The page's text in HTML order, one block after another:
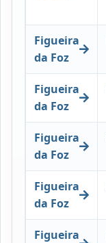
Figueira
da Foz
Figueira
da Foz
Figueira
da Foz
Figueira
da Foz
Figueira